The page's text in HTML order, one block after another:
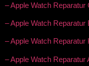
– Apple Watch Reparatur
– Apple Watch Reparatur
– Apple Watch Reparatur
– Apple Watch Reparatur